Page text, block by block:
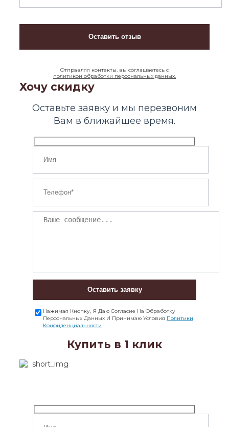
Отправляя контакты, вы соглашаетесь с
политикой обработки персональных данных.
Хочу скидку
Оставьте заявку и мы перезвоним
Вам в ближайшее время.
Оставить заявку
Нажимая Кнопку, Я Даю Согласие На Обработку
Персональных Данных И Принимаю Условия Политики
Конфиденциальности
Купить в 1 клик